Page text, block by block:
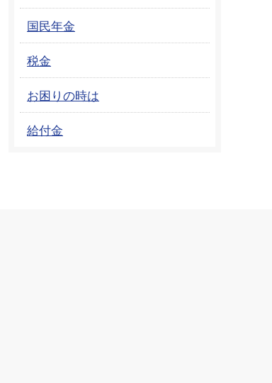
国民年金
税金
お困りの時は
給付金